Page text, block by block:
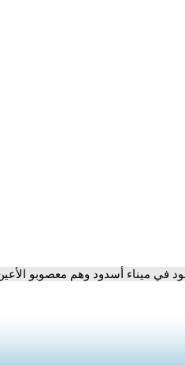
في ميناء أسدود وهم معصوبو